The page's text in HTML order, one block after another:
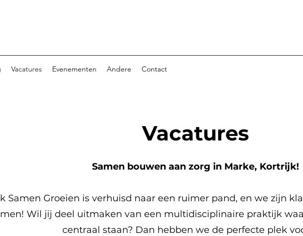
Vacatures Evenementen Andere Contact
Vacatures
Samen bouwen aan zorg in Marke, Kortrijk!
Samen Groeien is verhuisd naar een ruimer pand, en we zijn
Wil jij deel uitmaken van een multidisciplinaire praktijk
centraal staan? Dan hebben we de perfecte plek